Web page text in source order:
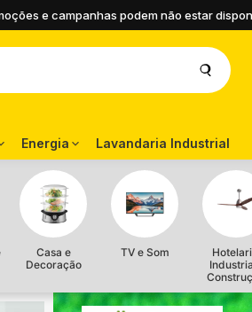
e campanhas podem não estar
Energia Lavandaria Industrial
Casa e
Decoração
TV e Som